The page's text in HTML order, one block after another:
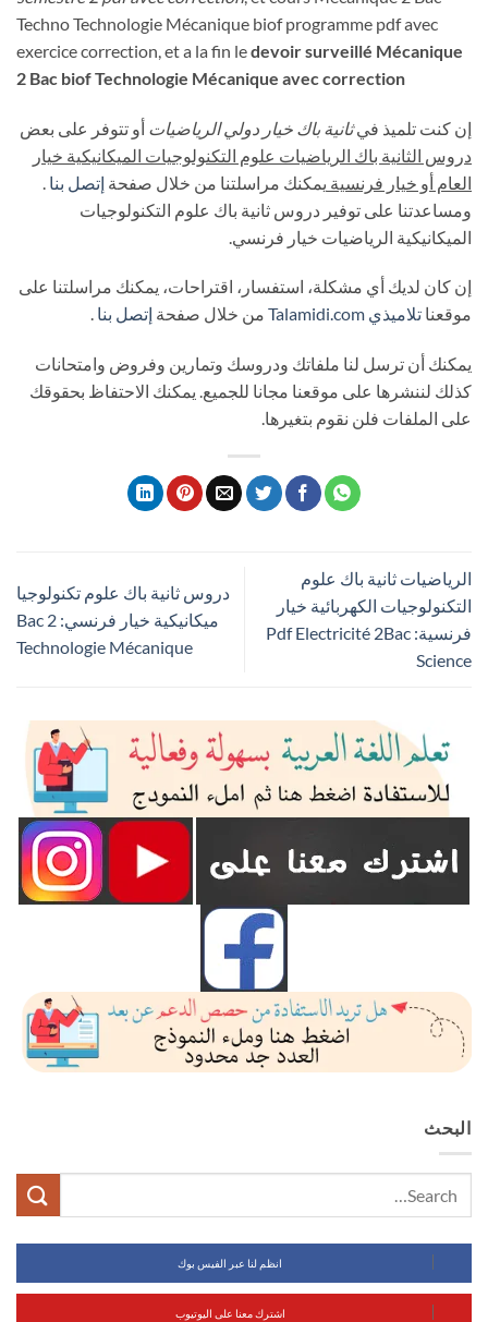
Techno Technologie Mécanique biof programme pdf avec
exercice correction, et a la fin ledevoir surveillé Mécanique
2 Bac biof Technologie Mécanique avec correction
إن كنت تلميذ فيثانية باك خيار دولي الرياضيات أو تتوفر على بعض
دروس الثانية باك الرياضيات علوم التكنولوجيات الميكانيكية خيار
العام أو خيار فرنسية يمكنك مراسلتنا من خلال صفحة إتصل بنا
ومساعدتنا على توفير دروس ثانية باك علوم التكنولوجيات
الميكانيكية الرياضيات خيار فرنسي.
إن كان لديك أي مشكلة، استفسار، اقتراحات، يمكنك مراسلتنا على
موقعنا تلاميذي Talamidi.com من خلال صفحة إتصل بنا .
يمكنك أن ترسل لنا ملفاتك ودروسك وتمارين وفروض وامتحانات
كذلك لننشرها على موقعنا مجانا للجميع. يمكنك الاحتفاظ بحقوقك
على الملفات فلن نقوم بتغيرها.
الرياضيات ثانية باك علوم
التكنولوجيات الكهربائية خيار
فرنسية: Pdf Electricité 2Bac
Science
دروس ثانية باك علوم تكنولوجيا
ميكانيكية خيار فرنسي: 2 Bac
Technologie Mécanique
البحث
انظم لنا عبر الفيس بوك
اشترك معنا على اليوتيوب